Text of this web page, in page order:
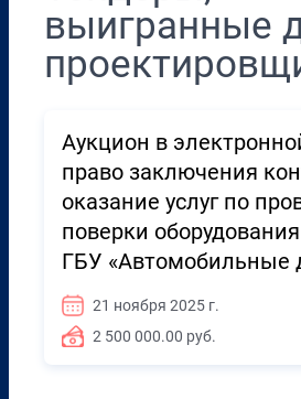
выигранные
Аукцион в
право заключения
оказание услуг по
поверки
ГБУ «Автомобильные
21 ноября 2025 г.
2 500 000.00 руб.